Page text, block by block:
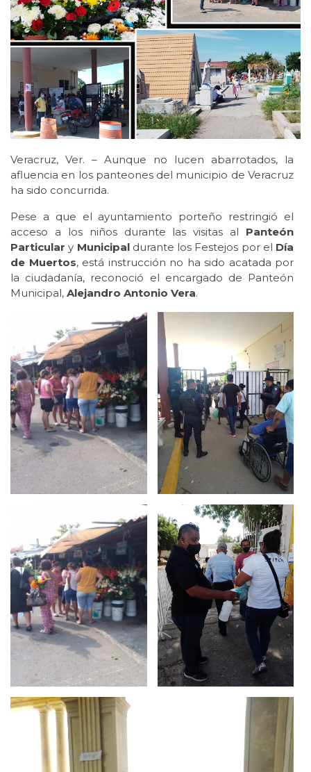
Veracruz, Ver. – Aunque no lucen abarrotados, la
afluencia en los panteones del municipio de Veracruz
ha sido concurrida.
Pese a que el ayuntamiento porteño restringió el
acceso a los niños durante las visitas al Panteón
Particular y Municipaldurante los Festejos por el Día
de Muertos, está instrucción no ha sido acatada por
la ciudadanía, reconoció el encargado de Panteón
Municipal, Alejandro Antonio Vera.